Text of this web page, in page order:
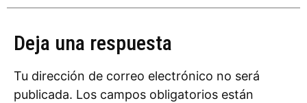
Deja una respuesta
Tu dirección de correo electrónico no será
publicada. Los campos obligatorios están